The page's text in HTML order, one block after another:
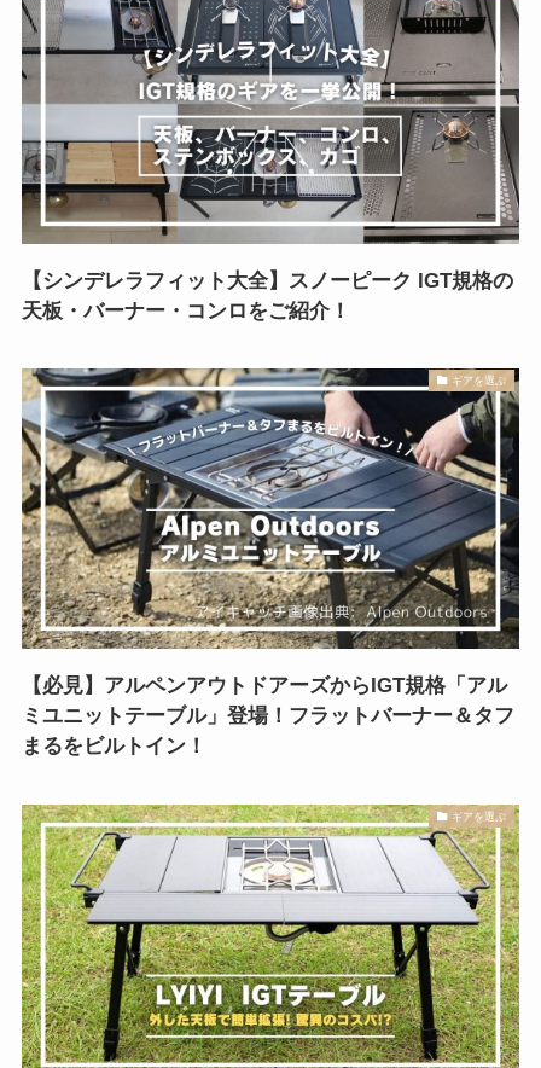
【シンデレラフィット大全】スノーピーク IGT規格の
天板・バーナー・コンロをご紹介！
ギアを選ぶ
【必見】アルペンアウトドアーズからIGT規格「アル
ミユニットテーブル」登場！フラットバーナー＆タフ
まるをビルトイン！
ギアを選ぶ